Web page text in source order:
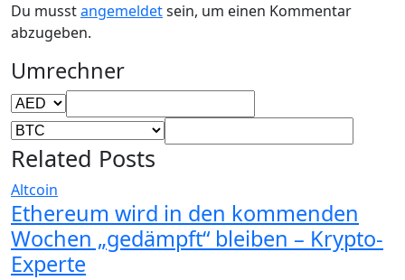
Du musstangemeldetsein, um einen Kommentar
abzugeben.
Umrechner
Related Posts
Altcoin
Ethereum wird in den kommenden
Wochen „gedämpft“ bleiben – Krypto-
Experte